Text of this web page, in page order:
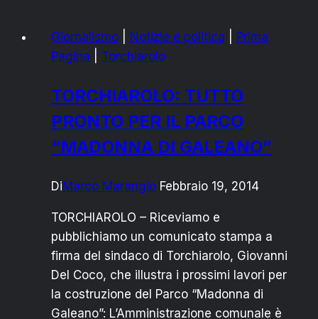
12
aprile
“…
e
detto
Giornalismo Notizie e politica
Prima
Pagina
Torchiarolo
TORCHIAROLO: TUTTO
PRONTO PER IL PARCO
“MADONNA DI GALEANO”
DiMarco Marangio Febbraio 19, 2014
TORCHIAROLO – Riceviamo e
pubblichiamo un comunicato stampa a
firma del sindaco di Torchiarolo, Giovanni
Del Coco, che illustra i prossimi lavori per
la costruzione del Parco “Madonna di
Galeano”: L’Amministrazione comunale è